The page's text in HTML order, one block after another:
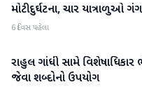
રાષ્ટ્રીય
મોટી દુર્ઘટના, ચાર યાત્રાળુઓ
6 દિવસ પહેલા
રાષ્ટ્રીય
રાહુલ ગાંધી સામે
જેવા શબ્દોનો ઉપયોગ